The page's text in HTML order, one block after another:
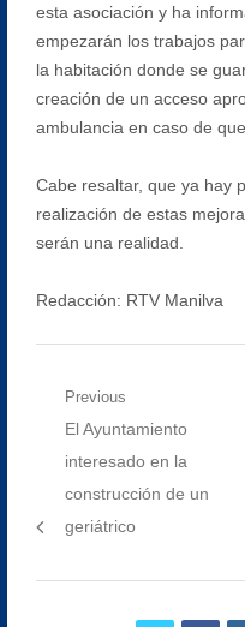
esta asociación y ha
empezarán los trabajos
la habitación donde se
creación de un acceso
ambulancia en caso de
Cabe resaltar, que ya hay
realización de estas
serán una realidad.
Redacción: RTV Manilva
Navegación
entradas
Previous
Previous
post:
El Ayuntamiento
interesado en la
construcción de un
geriátrico